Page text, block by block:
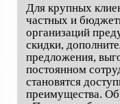
Для крупных
частных и
организаций
скидки,
предложения,
постоянном
становятся
преимущества.